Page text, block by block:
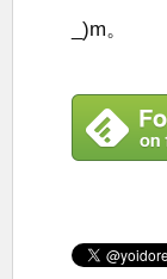
_)m。